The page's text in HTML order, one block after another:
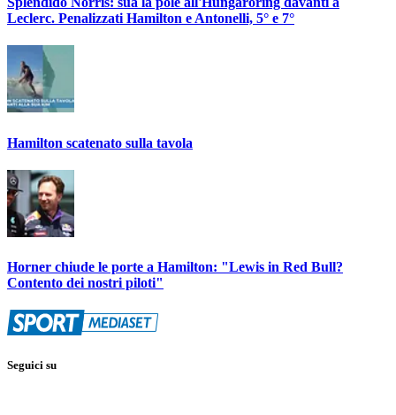
Leclerc. Penalizzati Hamilton e Antonelli, 5° e 7°
Hamilton scatenato sulla tavola
Horner chiude le porte a Hamilton: "Lewis in Red Bull?
Contento dei nostri piloti"
Seguici su